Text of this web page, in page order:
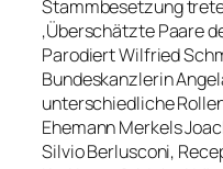
Stammbesetzung
‚Überschätzte Paare
Parodiert Wilfried
Bundeskanzlerin
unterschiedliche
Ehemann Merkels
Silvio Berlusconi,